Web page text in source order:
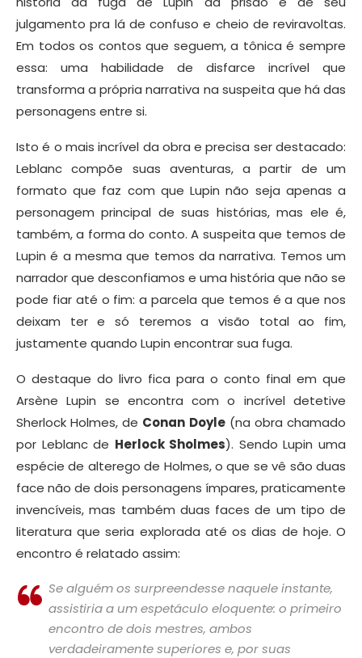
julgamento pra lá de confuso e cheio de reviravoltas.
Em todos os contos que seguem, a tônica é sempre
essa: uma habilidade de disfarce incrível que
transforma a própria narrativa na suspeita que há das
personagens entre si.
Isto é o mais incrível da obra e precisa ser destacado:
Leblanc compõe suas aventuras, a partir de um
formato que faz com que Lupin não seja apenas a
personagem principal de suas histórias, mas ele é,
também, a forma do conto. A suspeita que temos de
Lupin é a mesma que temos da narrativa. Temos um
narrador que desconfiamos e uma história que não se
pode fiar até o fim: a parcela que temos é a que nos
deixam ter e só teremos a visão total ao fim,
justamente quando Lupin encontrar sua fuga.
O destaque do livro fica para o conto final em que
Arsène Lupin se encontra com o incrível detetive
Sherlock Holmes, de Conan Doyle(na obra chamado
por Leblanc de Herlock Sholmes). Sendo Lupin uma
espécie de alterego de Holmes, o que se vê são duas
face não de dois personagens ímpares, praticamente
invencíveis, mas também duas faces de um tipo de
literatura que seria explorada até os dias de hoje. O
encontro é relatado assim:
Se alguém os surpreendesse naquele instante,
assistiria a um espetáculo eloquente: o primeiro
encontro de dois mestres, ambos
verdadeiramente superiores e, por suas